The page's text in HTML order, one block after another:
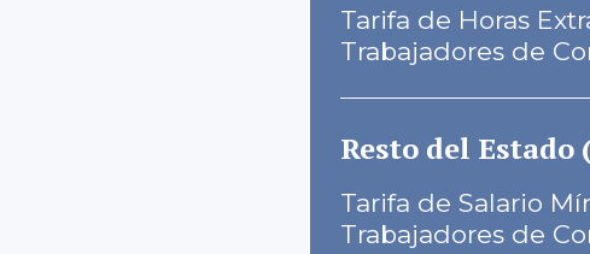
Tarifa de Horas
Trabajadores de
Resto del Estado
Tarifa de Salario
Trabajadores de